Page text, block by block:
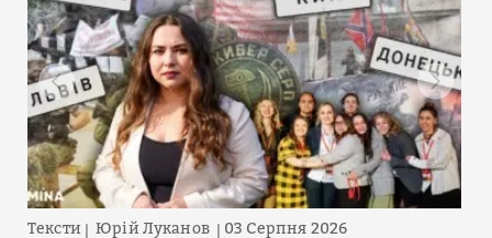
Тексти Юрій Луканов 03 Серпня 2026